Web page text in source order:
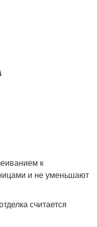
к
и не уменьшают
считается